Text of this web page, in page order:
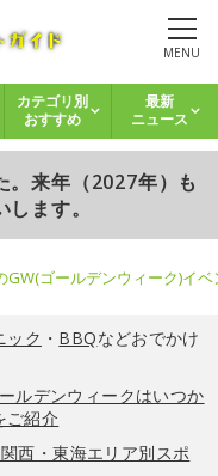
MENU
カテゴリ別
おすすめ
最新
ニュース
。来年（2027年）も
ます。
GW(ゴールデンウィーク)イ
ック ・ BBQなどおでかけ
ルデンウィークはいつか
ご紹介
西・東海エリア別スポ